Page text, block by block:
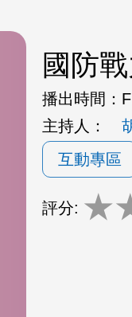
國防
播出時間：
主持人：
互動專區
評分: ★